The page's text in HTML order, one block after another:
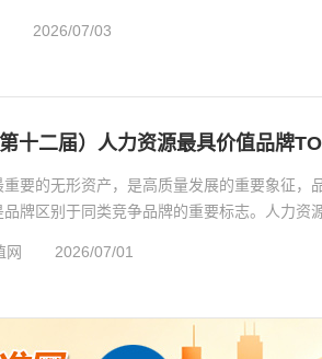
...
2026/07/03
十二届）人力资源最具价值品牌
要的无形资产，是高质量发展的重要象征，
牌区别于同类竞争品牌的重要标志。人力资
重...
网 2026/07/01